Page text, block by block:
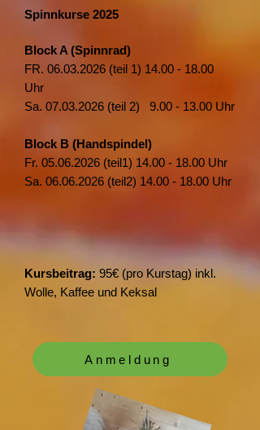
Spinnkurse 2025
Block A (Spinnrad)
FR. 06.03.2026 (teil 1) 14.00 - 18.00
Uhr
Sa. 07.03.2026 (teil 2) 9.00 - 13.00 Uhr
Block B (Handspindel)
Fr. 05.06.2026 (teil1) 14.00 - 18.00 Uhr
Sa. 06.06.2026 (teil2) 14.00 - 18.00 Uhr
Kursbeitrag: 95€ (pro Kurstag) inkl.
Wolle, Kaffee und Keksal
Anmeldung